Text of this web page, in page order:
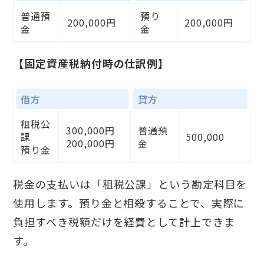
普通預
金
200,000円
預り
金
200,000円
【固定資産税納付時の仕訳例】
借方
貸方
租税公
課
預り金
300,000円
200,000円
普通預
金
500,000
税金の支払いは「租税公課」という勘定科目を
使用します。預り金と相殺することで、実際に
負担すべき税額だけを経費として計上できま
す。